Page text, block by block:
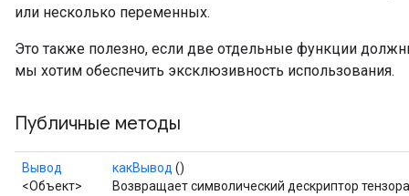
или несколько переменных.
Это также полезно, если две отдельные функции
мы хотим обеспечить эксклюзивность использования.
Публичные методы
Вывод
<Объект>
какВывод ()
Возвращает символический дескриптор